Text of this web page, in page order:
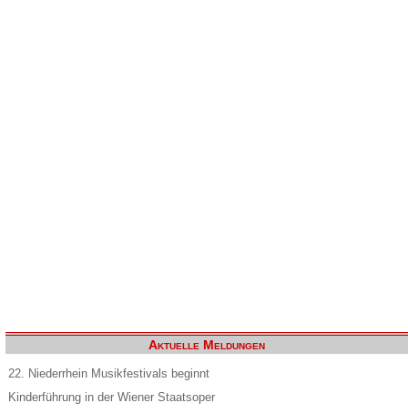
Aktuelle Meldungen
22. Niederrhein Musikfestivals beginnt
Kinderführung in der Wiener Staatsoper